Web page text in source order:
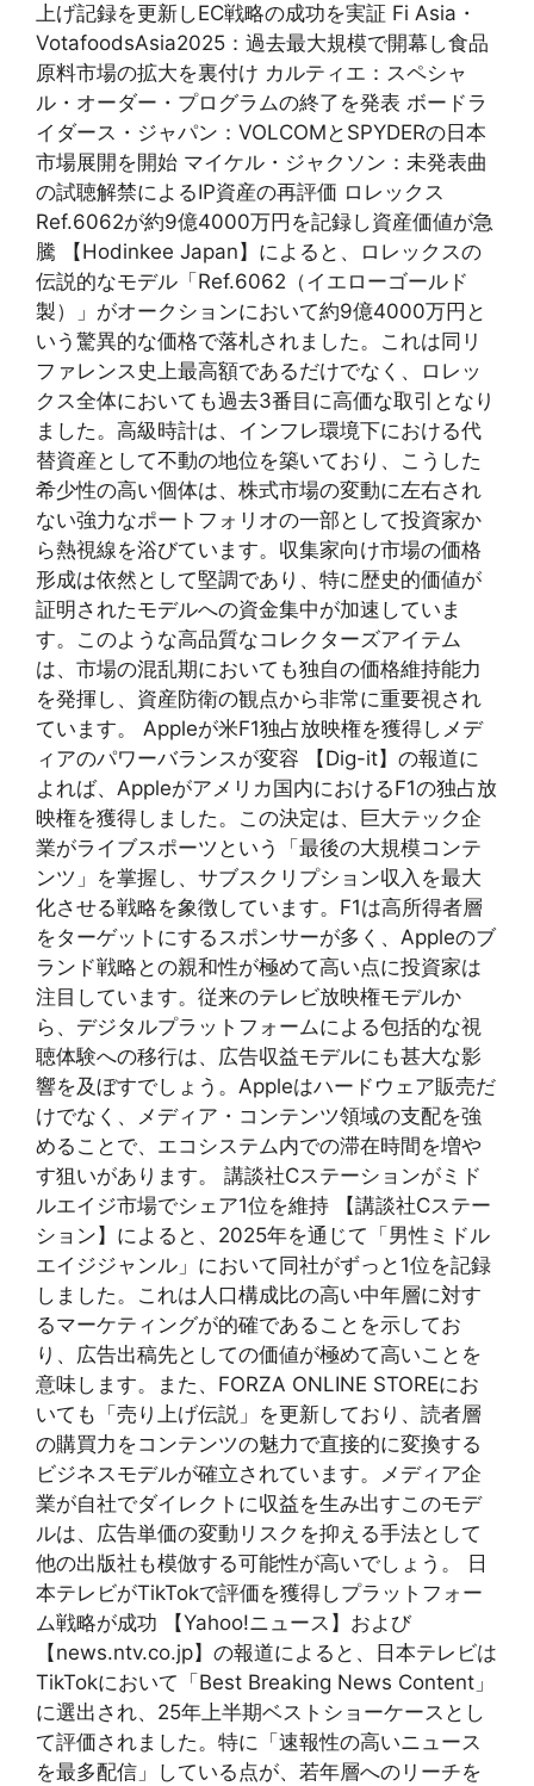
上げ記録を更新しEC戦略の成功を実証 Fi Asia・
VotafoodsAsia2025：過去最大規模で開幕し食品
原料市場の拡大を裏付け カルティエ：スペシャ
ル・オーダー・プログラムの終了を発表 ボードラ
イダース・ジャパン：VOLCOMとSPYDERの日本
市場展開を開始 マイケル・ジャクソン：未発表曲
の試聴解禁によるIP資産の再評価 ロレックス
Ref.6062が約9億4000万円を記録し資産価値が急
騰 【Hodinkee Japan】によると、ロレックスの
伝説的なモデル「Ref.6062（イエローゴールド
製）」がオークションにおいて約9億4000万円と
いう驚異的な価格で落札されました。これは同リ
ファレンス史上最高額であるだけでなく、ロレッ
クス全体においても過去3番目に高価な取引となり
ました。高級時計は、インフレ環境下における代
替資産として不動の地位を築いており、こうした
希少性の高い個体は、株式市場の変動に左右され
ない強力なポートフォリオの一部として投資家か
ら熱視線を浴びています。収集家向け市場の価格
形成は依然として堅調であり、特に歴史的価値が
証明されたモデルへの資金集中が加速していま
す。このような高品質なコレクターズアイテム
は、市場の混乱期においても独自の価格維持能力
を発揮し、資産防衛の観点から非常に重要視され
ています。 Appleが米F1独占放映権を獲得しメデ
ィアのパワーバランスが変容 【Dig-it】の報道に
よれば、Appleがアメリカ国内におけるF1の独占放
映権を獲得しました。この決定は、巨大テック企
業がライブスポーツという「最後の大規模コンテ
ンツ」を掌握し、サブスクリプション収入を最大
化させる戦略を象徴しています。F1は高所得者層
をターゲットにするスポンサーが多く、Appleのブ
ランド戦略との親和性が極めて高い点に投資家は
注目しています。従来のテレビ放映権モデルか
ら、デジタルプラットフォームによる包括的な視
聴体験への移行は、広告収益モデルにも甚大な影
響を及ぼすでしょう。Appleはハードウェア販売だ
けでなく、メディア・コンテンツ領域の支配を強
めることで、エコシステム内での滞在時間を増や
す狙いがあります。 講談社Cステーションがミド
ルエイジ市場でシェア1位を維持 【講談社Cステー
ション】によると、2025年を通じて「男性ミドル
エイジジャンル」において同社がずっと1位を記録
しました。これは人口構成比の高い中年層に対す
るマーケティングが的確であることを示してお
り、広告出稿先としての価値が極めて高いことを
意味します。また、FORZA ONLINE STOREにお
いても「売り上げ伝説」を更新しており、読者層
の購買力をコンテンツの魅力で直接的に変換する
ビジネスモデルが確立されています。メディア企
業が自社でダイレクトに収益を生み出すこのモデ
ルは、広告単価の変動リスクを抑える手法として
他の出版社も模倣する可能性が高いでしょう。 日
本テレビがTikTokで評価を獲得しプラットフォー
ム戦略が成功 【Yahoo!ニュース】および
【news.ntv.co.jp】の報道によると、日本テレビは
TikTokにおいて「Best Breaking News Content」
に選出され、25年上半期ベストショーケースとし
て評価されました。特に「速報性の高いニュース
を最多配信」している点が、若年層へのリーチを